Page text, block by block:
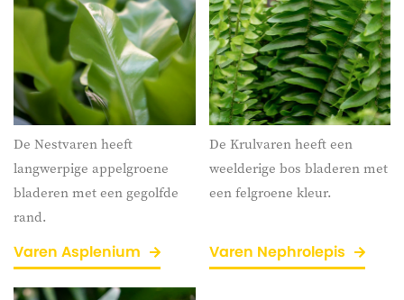
De Nestvarenheeft
langwerpige appelgroene
bladeren met een gegolfde
rand.
Varen Asplenium
De Krulvarenheeft een
weelderige bos bladeren met
een felgroene kleur.
Varen Nephrolepis